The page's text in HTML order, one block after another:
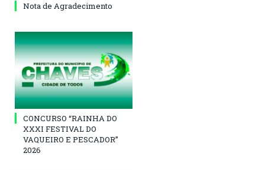
Nota de Agradecimento
CONCURSO “RAINHA DO
XXXI FESTIVAL DO
VAQUEIRO E PESCADOR”
2026